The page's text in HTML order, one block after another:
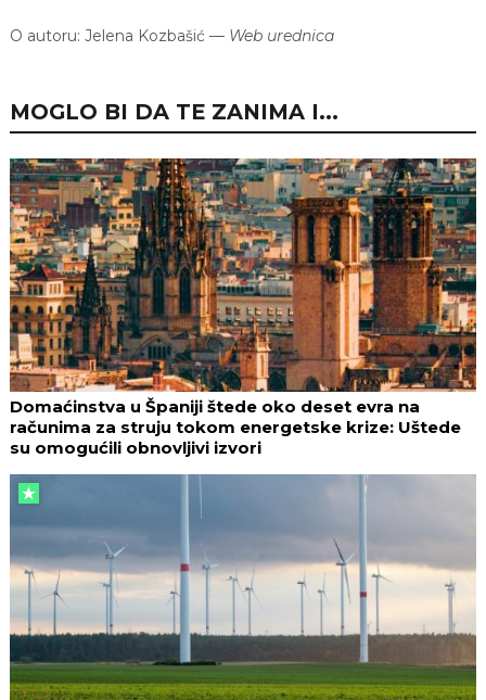
O autoru: Jelena Kozbašić — Web urednica
MOGLO BI DA TE ZANIMA I...
Domaćinstva u Španiji štede oko deset evra na
računima za struju tokom energetske krize: Uštede
su omogućili obnovljivi izvori